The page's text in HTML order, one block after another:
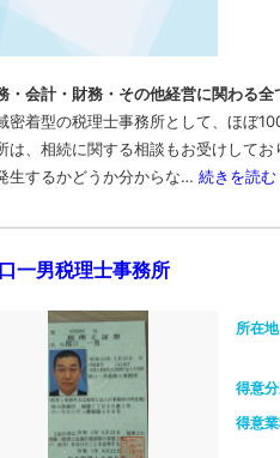
・会計・財務・その他経営に関わる全
密着型の税理士事務所として、ほぼ
は、相続に関する相談もお受けして
生するかどうか分からな… 続きを読む
一男税理士事務所
所在地
得意
得意